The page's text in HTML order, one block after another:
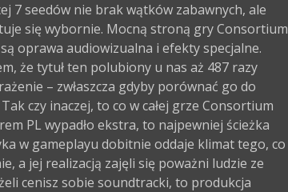
7 seedów nie brak wątków zabawnych, ale
się wybornie. Mocną stroną gry Consortium
oprawa audiowizualna i efekty specjalne.
że tytuł ten polubiony u nas aż 487 razy
– zwłaszcza gdyby porównać go do
czy inaczej, to co w całej grze Consortium
PL wypadło ekstra, to najpewniej ścieżka
w gameplayu dobitnie oddaje klimat tego, co
a jej realizacją zajęli się poważni ludzie ze
cenisz sobie soundtracki, to produkcja